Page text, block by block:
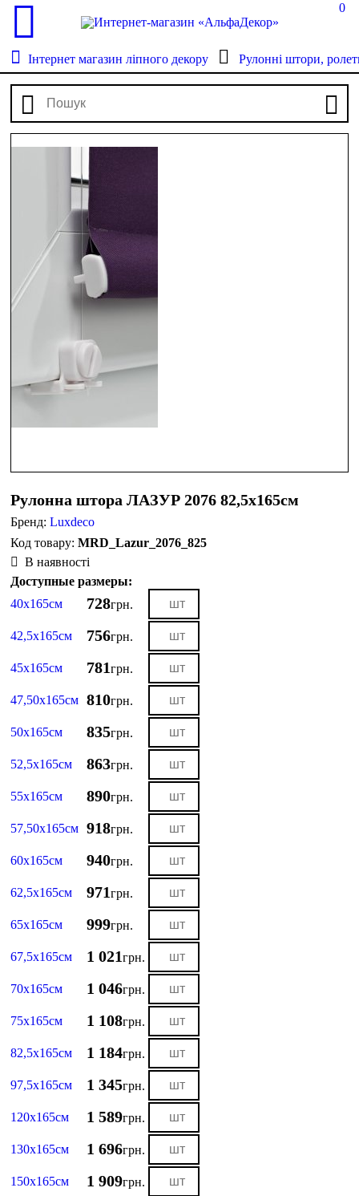
0
Інтернет магазин ліпного декору Рулонні штори,
Рулонна штора ЛАЗУР 2076 82,5х165см
Бренд:Luxdeco
MRD_Lazur_2076_825
В наявності
Доступные размеры:
40х165см
728грн.
42,5х165см 756грн.
45х165см 781грн.
47,50х165см 810грн.
50х165см 835грн.
52,5х165см 863грн.
55х165см 890грн.
57,50х165см 918грн.
60х165см 940грн.
62,5х165см 971грн.
65х165см 999грн.
67,5х165см 1 021грн.
70х165см 1 046грн.
75х165см 1 108грн.
82,5х165см 1 184грн.
97,5х165см 1 345грн.
120х165см 1 589грн.
130х165см 1 696грн.
150х165см 1 909грн.